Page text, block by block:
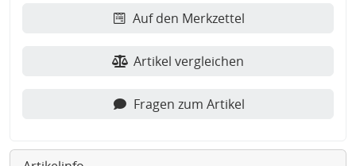
Auf den Merkzettel
Artikel vergleichen
Fragen zum Artikel